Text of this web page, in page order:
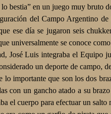
bestia” en un juego muy bruto
del Campo Argentino
ese día se jugaron seis
universalmente se conoce
José Luis integraba el Equipo
un deporte de campo,
lo importante que son los dos
con un gancho atado a su
el cuerpo para efectuar un